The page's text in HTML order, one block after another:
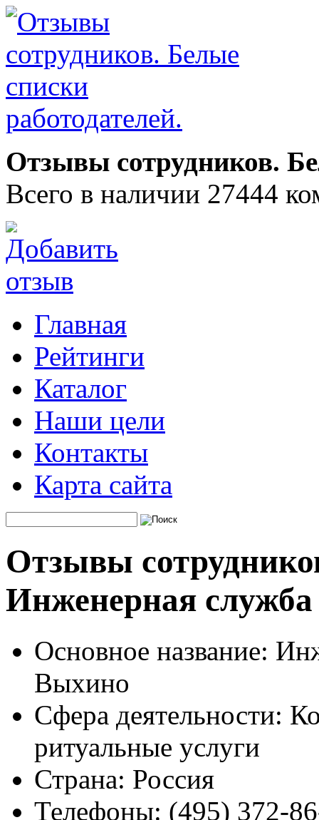
Отзывы сотрудников.
Всего в наличии 27444
Главная
Рейтинги
Каталог
Наши цели
Контакты
Карта сайта
Отзывы
Инженерная
Основное название:
Выхино
Сфера деятельности:
ритуальные услуги
Страна: Россия
Телефоны: (495) 372-